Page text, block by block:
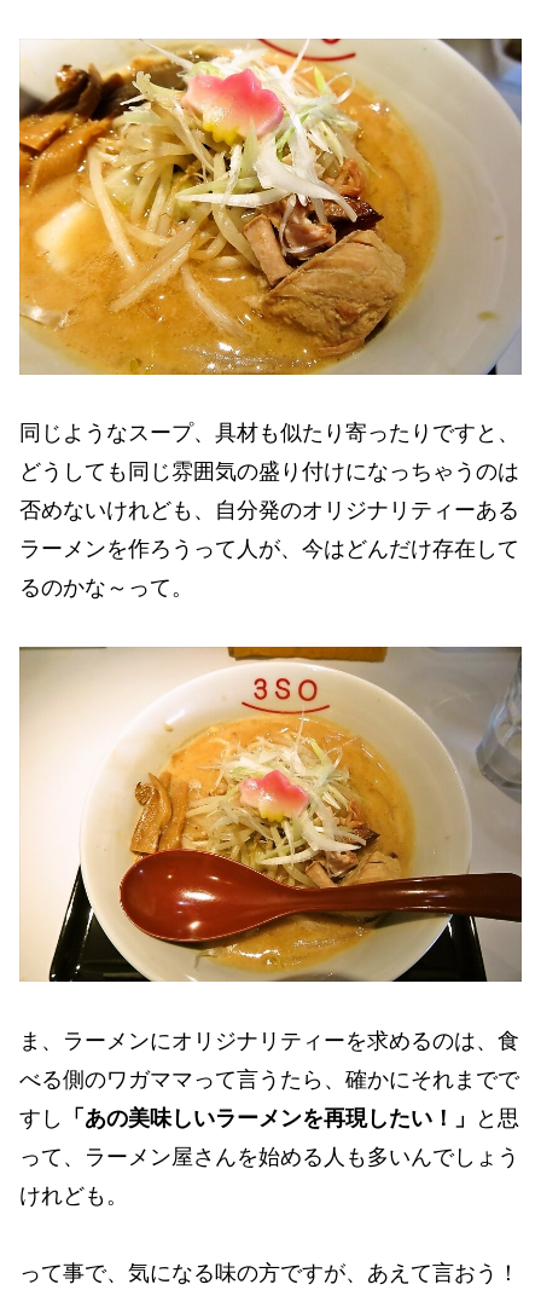
同じようなスープ、具材も似たり寄ったりですと、
どうしても同じ雰囲気の盛り付けになっちゃうのは
否めないけれども、自分発のオリジナリティーある
ラーメンを作ろうって人が、今はどんだけ存在して
るのかな～って。
ま、ラーメンにオリジナリティーを求めるのは、食
べる側のワガママって言うたら、確かにそれまでで
すし
「あの美味しいラーメンを再現したい！」
と思
って、ラーメン屋さんを始める人も多いんでしょう
けれども。
って事で、気になる味の方ですが、あえて言おう！